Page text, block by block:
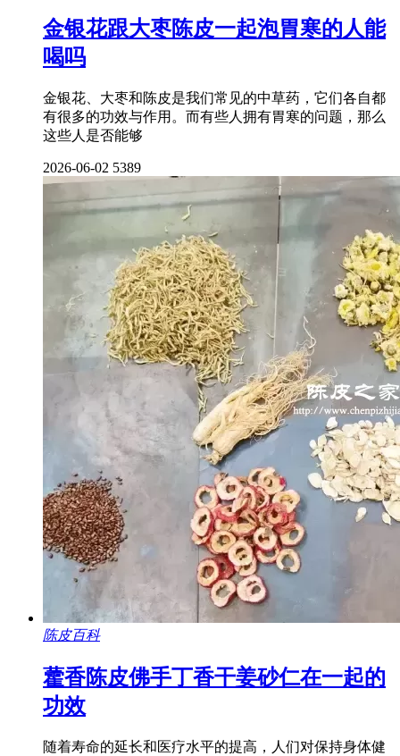
金银花跟大枣陈皮一起泡胃寒的人能
喝吗
金银花、大枣和陈皮是我们常见的中草药，它们各自都
有很多的功效与作用。而有些人拥有胃寒的问题，那么
这些人是否能够
2026-06-02 5389
陈皮百科
藿香陈皮佛手丁香干姜砂仁在一起的
功效
随着寿命的延长和医疗水平的提高，人们对保持身体健